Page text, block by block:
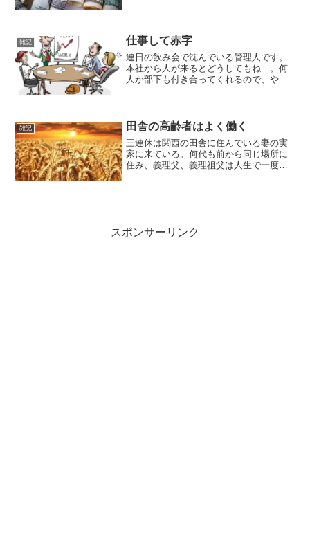
す。これで賄え...
雑記 仕事して赤字
連日の飲み会で沈んでいる管理人です。
本社から人が来るとどうしてもね…。何
人か部下も付き合ってくれるので、やは
いから、遅くまで働いて...
雑記 田舎の高齢者はよく働く
三連休は関西の田舎に住んでいる妻の実
家に来ている。何代も前から同じ場所に
住み、義理父、義理祖父は人生で一度も
スポンサーリンク